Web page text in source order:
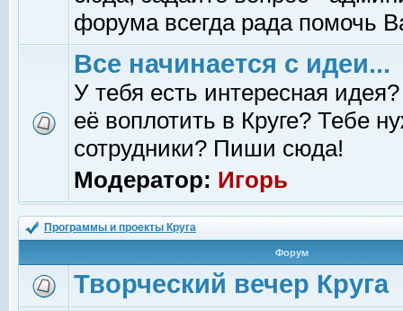
форума всегда рада помочь
Все начинается с идеи...
У тебя есть интересная
её воплотить в Круге? Тебе
сотрудники? Пиши сюда!
Модератор: Игорь
Программы и проекты Круга
Форум
Творческий вечер Круга